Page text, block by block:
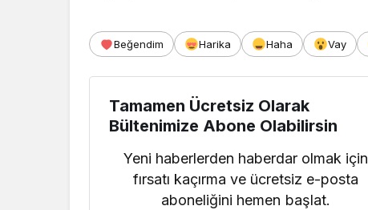
Beğendim Harika Haha Vay
Tamamen Ücretsiz Olarak
Bültenimize Abone Olabilirsin
Yeni haberlerden haberdar olmak için
fırsatı kaçırma ve ücretsiz e-posta
aboneliğini hemen başlat.